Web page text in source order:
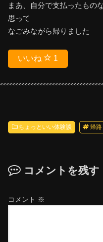
まあ、自分で支払ったも
思って
なごみながら帰りました
いいね 1
ちょっといい体験談 帰路
コメントを残す
コメント ※